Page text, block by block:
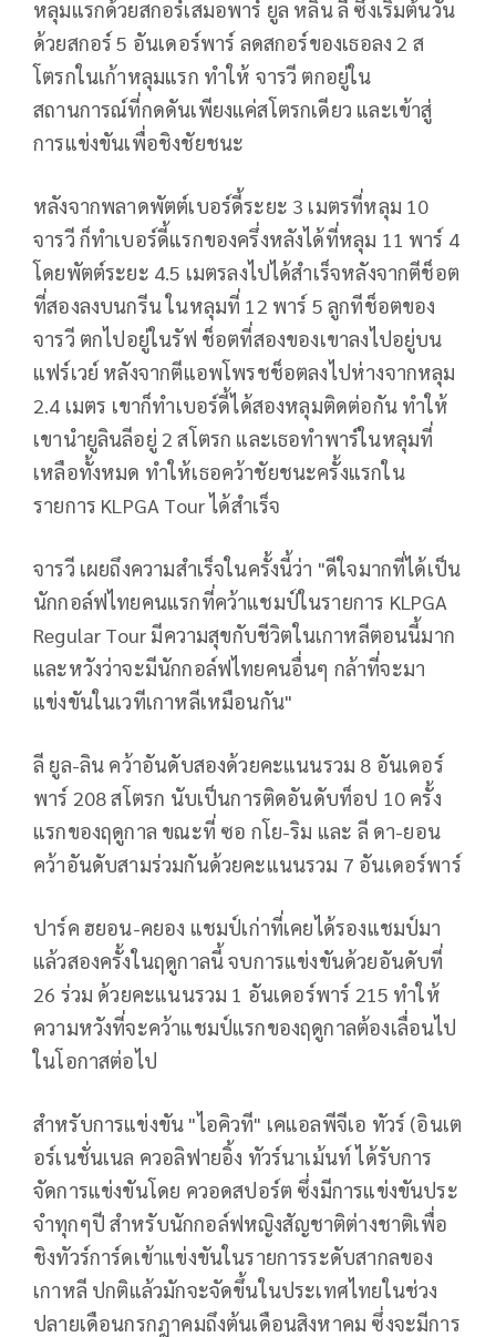
หลุมแรกด้วยสกอร์เสมอพาร์ ยูล หลิน ลี ซึ่งเริ่มต้นวัน
ด้วยสกอร์ 5 อันเดอร์พาร์ ลดสกอร์ของเธอลง 2 ส
โตรกในเก้าหลุมแรก ทำให้ จารวี ตกอยู่ใน
สถานการณ์ที่กดดันเพียงแค่สโตรกเดียว และเข้าสู่
การแข่งขันเพื่อชิงชัยชนะ
หลังจากพลาดพัตต์เบอร์ดี้ระยะ 3 เมตรที่หลุม 10
จารวี ก็ทำเบอร์ดี้แรกของครึ่งหลังได้ที่หลุม 11 พาร์ 4
โดยพัตต์ระยะ 4.5 เมตรลงไปได้สำเร็จหลังจากตีช็อต
ที่สองลงบนกรีน ในหลุมที่ 12 พาร์ 5 ลูกทีช็อตของ
จารวี ตกไปอยู่ในรัฟ ช็อตที่สองของเขาลงไปอยู่บน
แฟร์เวย์ หลังจากตีแอพโพรชช็อตลงไปห่างจากหลุม
2.4 เมตร เขาก็ทำเบอร์ดี้ได้สองหลุมติดต่อกัน ทำให้
เขานำยูลินลีอยู่ 2 สโตรก และเธอทำพาร์ในหลุมที่
เหลือทั้งหมด ทำให้เธอคว้าชัยชนะครั้งแรกใน
รายการ KLPGA Tourได้สำเร็จ
จารวี เผยถึงความสำเร็จในครั้งนี้ว่า "ดีใจมากที่ได้เป็น
นักกอล์ฟไทยคนแรกที่คว้าแชมป์ในรายการ KLPGA
Regular Tour มีความสุขกับชีวิตในเกาหลีตอนนี้มาก
และหวังว่าจะมีนักกอล์ฟไทยคนอื่นๆ กล้าที่จะมา
แข่งขันในเวทีเกาหลีเหมือนกัน"
ลี ยูล-ลิน คว้าอันดับสองด้วยคะแนนรวม 8 อันเดอร์
พาร์ 208 สโตรก นับเป็นการติดอันดับท็อป 10 ครั้ง
แรกของฤดูกาล ขณะที่ ซอ กโย-ริม และ ลี ดา-ยอน
คว้าอันดับสามร่วมกันด้วยคะแนนรวม 7 อันเดอร์พาร์
ปาร์ค ฮยอน-คยอง แชมป์เก่าที่เคยได้รองแชมป์มา
แล้วสองครั้งในฤดูกาลนี้ จบการแข่งขันด้วยอันดับที่
26 ร่วม ด้วยคะแนนรวม 1 อันเดอร์พาร์ 215 ทำให้
ความหวังที่จะคว้าแชมป์แรกของฤดูกาลต้องเลื่อนไป
ในโอกาสต่อไป
สำหรับการแข่งขัน "ไอคิวที" เคแอลพีจีเอ ทัวร์ (อินเต
อร์เนชั่นเนล ควอลิฟายอิ้ง ทัวร์นาเม้นท์ ได้รับการ
จัดการแข่งขันโดย ควอดสปอร์ต ซึ่งมีการแข่งขันประ
จำทุกๆปี สำหรับนักกอล์ฟหญิงสัญชาติต่างชาติเพื่อ
ชิงทัวร์การ์ดเข้าแข่งขันในรายการระดับสากลของ
เกาหลี ปกติแล้วมักจะจัดขึ้นในประเทศไทยในช่วง
ปลายเดือนกรกฎาคมถึงต้นเดือนสิงหาคม ซึ่งจะมีการ